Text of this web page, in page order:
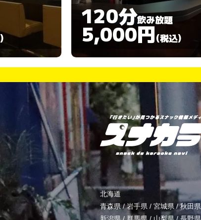
120分飲み放題
3,000円(税込)
北海道
青森県/岩手県 / 宮城県 /秋田県